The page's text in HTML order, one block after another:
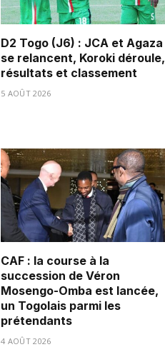
D2 Togo (J6) : JCA et Agaza
se relancent, Koroki déroule,
résultats et classement
5 AOÛT 2026
CAF : la course à la
succession de Véron
Mosengo-Omba est lancée,
un Togolais parmi les
prétendants
4 AOÛT 2026